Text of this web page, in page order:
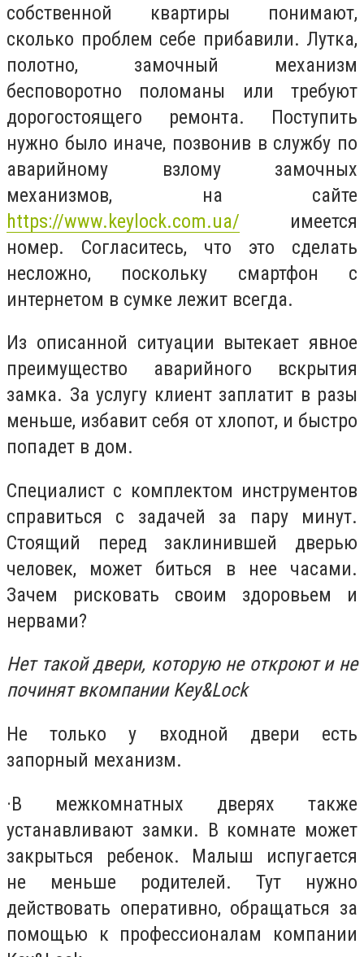
собственной квартиры понимают,
сколько проблем себе прибавили. Лутка,
полотно, замочный механизм
бесповоротно поломаны или требуют
дорогостоящего ремонта. Поступить
нужно было иначе, позвонив в службу по
аварийному взлому замочных
механизмов, на сайте
https://www.keylock.com.ua/ имеется
номер. Согласитесь, что это сделать
несложно, поскольку смартфон с
интернетом в сумке лежит всегда.
Из описанной ситуации вытекает явное
преимущество аварийного вскрытия
замка. За услугу клиент заплатит в разы
меньше, избавит себя от хлопот, и быстро
попадет в дом.
Специалист с комплектом инструментов
справиться с задачей за пару минут.
Стоящий перед заклинившей дверью
человек, может биться в нее часами.
Зачем рисковать своим здоровьем и
нервами?
Нет такой двери, которую не откроют и не
починят вкомпании Key&Lock
Не только у входной двери есть
запорный механизм.
·В межкомнатных дверях также
устанавливают замки. В комнате может
закрыться ребенок. Малыш испугается
не меньше родителей. Тут нужно
действовать оперативно, обращаться за
помощью к профессионалам компании